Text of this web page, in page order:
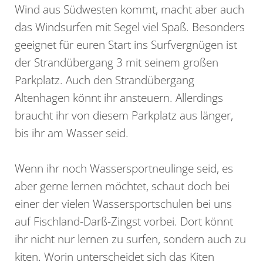
Wind aus Südwesten kommt, macht aber auch
das Windsurfen mit Segel viel Spaß. Besonders
geeignet für euren Start ins Surfvergnügen ist
der Strandübergang 3 mit seinem großen
Parkplatz. Auch den Strandübergang
Altenhagen könnt ihr ansteuern. Allerdings
braucht ihr von diesem Parkplatz aus länger,
bis ihr am Wasser seid.
Wenn ihr noch Wassersportneulinge seid, es
aber gerne lernen möchtet, schaut doch bei
einer der vielen Wassersportschulen bei uns
auf Fischland-Darß-Zingst vorbei. Dort könnt
ihr nicht nur lernen zu surfen, sondern auch zu
kiten. Worin unterscheidet sich das Kiten